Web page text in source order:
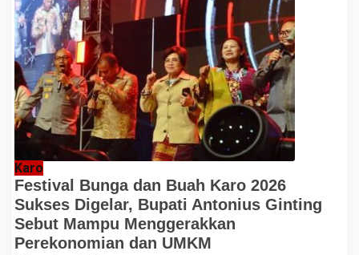
Karo
Festival Bunga dan Buah Karo 2026
Sukses Digelar, Bupati Antonius Ginting
Sebut Mampu Menggerakkan
Perekonomian dan UMKM